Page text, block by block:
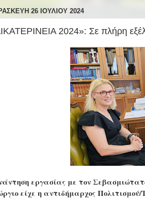
26 ΙΟΥΛΊΟΥ 2024
2024»: Σε πλήρη
εργασίας με τον
είχε η αντιδήμαρχος